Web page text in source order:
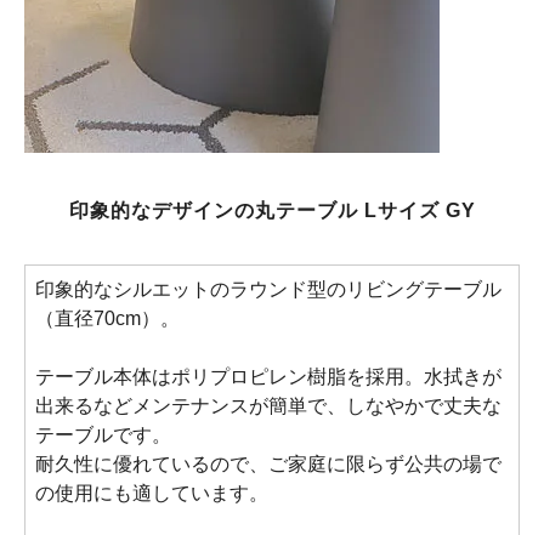
印象的なデザインの丸テーブル Lサイズ GY
印象的なシルエットのラウンド型のリビングテーブル
（直径70cm）。
テーブル本体はポリプロピレン樹脂を採用。水拭きが
出来るなどメンテナンスが簡単で、しなやかで丈夫な
テーブルです。
耐久性に優れているので、ご家庭に限らず公共の場で
の使用にも適しています。